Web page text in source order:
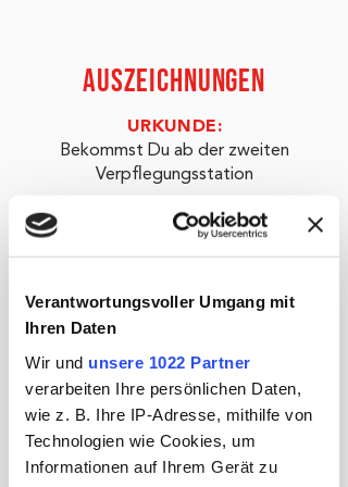
Verantwortungsvoller Umgang mit
Ihren Daten
Wir und unsere 1022 Partner
verarbeiten Ihre persönlichen Daten,
wie z. B. Ihre IP-Adresse, mithilfe von
Technologien wie Cookies, um
Informationen auf Ihrem Gerät zu
AUSZEICHNUNGen
URKUNDE:
Bekommst Du ab der zweiten
Verpflegungsstation
Bekommst Du am Start und
im Ziel als Nachweis für Deine
Ticket jetzt sichern